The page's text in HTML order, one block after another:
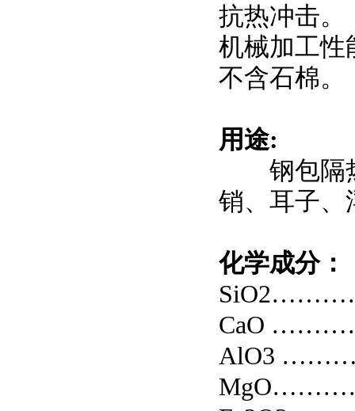
抗热冲击。
机械加工性
不含石棉。
用途:
钢包隔热
销、耳子、
化学成分：
CaO
AlO3